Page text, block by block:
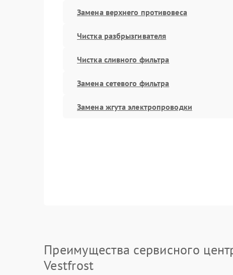
Замена верхнего противовеса
Чистка разбрызгивателя
Чистка сливного фильтра
Замена сетевого фильтра
Замена жгута электропроводки
Преимущества сервисного
Vestfrost